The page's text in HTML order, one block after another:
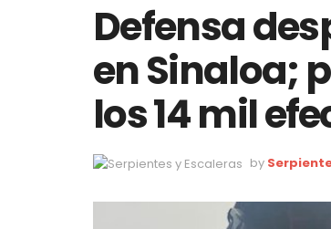
Defensa
en Sinaloa;
los 14 mil
by